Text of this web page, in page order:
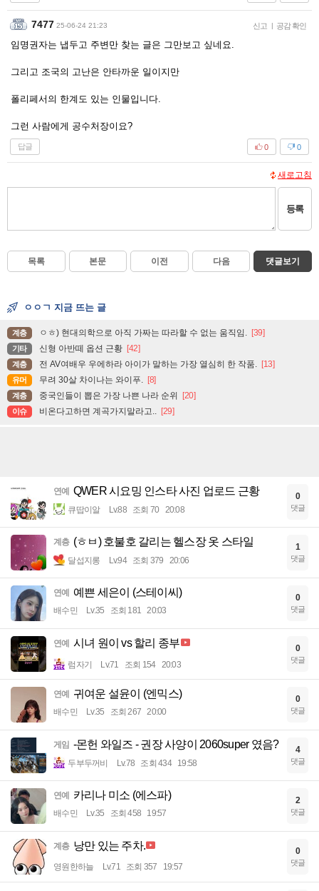
7477 25-06-24 21:23 신고 | 공감 확인
임명권자는 냅두고 주변만 찾는 글은 그만보고 싶네요.
그리고 조국의 고난은 안타까운 일이지만
폴리페서의 한계도 있는 인물입니다.
그런 사람에게 공수처장이요?
답글 0
0
새로고침
등록
목록 본문 이전 다음 댓글보기
ㅇㅇㄱ 지금 뜨는 글
계층 ㅇㅎ) 현대의학으로 아직 가짜는 따라할 수 없는 움직임. [39]
기타 신형 아반떼 옵션 근황 [42]
계층 전 AV여배우 우에하라 아이가 말하는 가장 열심히 한 작품. [13]
유머 무려 30살 차이나는 와이푸. [8]
계층 중국인들이 뽑은 가장 나쁜 나라 순위 [20]
이슈 비온다고하면 계곡가지말라고.. [29]
연예 QWER 시요밍 인스타 사진 업로드 근황
큐땁이알 Lv.88 조회 70 20:08
0
댓글
계층 (ㅎㅂ) 호불호 갈리는 헬스장 옷 스타일
달섭지롱 Lv.94 조회 379 20:06
1
댓글
연예 예쁜 세은이 (스테이씨)
배수민 Lv.35 조회 181 20:03
0
댓글
연예 시녀 원이 vs 할리 종부
럼자기 Lv.71 조회 154 20:03
0
댓글
연예 귀여운 설윤이 (엔믹스)
배수민 Lv.35 조회 267 20:00
0
댓글
게임 -몬헌 와일즈 - 권장 사양이 2060super 였음?
두부두꺼비 Lv.78 조회 434 19:58
4
댓글
연예 카리나 미소 (에스파)
배수민 Lv.35 조회 458 19:57
2
댓글
계층 낭만 있는 주차.
영원한하늘 Lv.71 조회 357 19:57
0
댓글